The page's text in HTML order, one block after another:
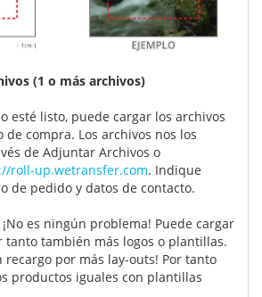
(1 o más archivos)
esté listo, puede cargar los archivos
compra. Los archivos nos los
de Adjuntar Archivos o
roll-up.wetransfer.com. Indique
de pedido y datos de contacto.
es ningún problema! Puede cargar
tanto también más logos o plantillas.
recargo por más lay-outs! Por tanto
productos iguales con plantillas